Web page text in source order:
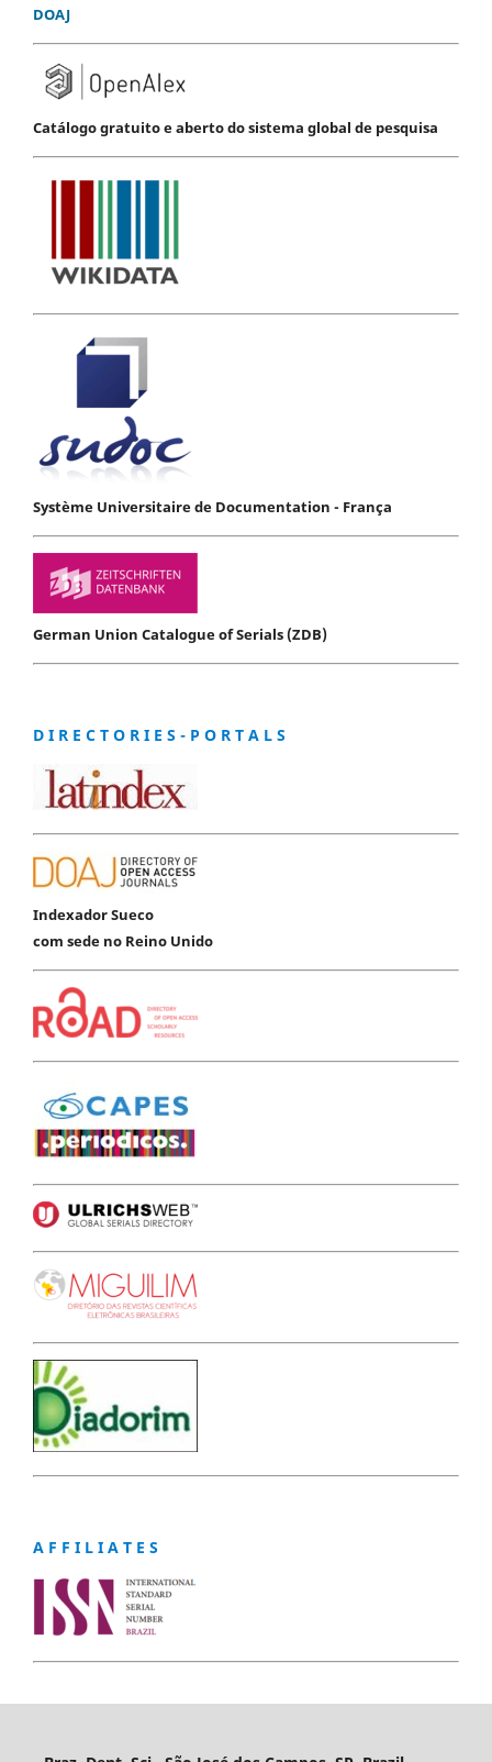
DOAJ
Catálogo gratuito e aberto do sistema global de pesquisa
Système Universitaire de Documentation - França
German Union Catalogue of Serials (ZDB)
D I R E C T O R I E S - P O R T A L S
Indexador Sueco
com sede no Reino Unido
A F F I L I A T E S